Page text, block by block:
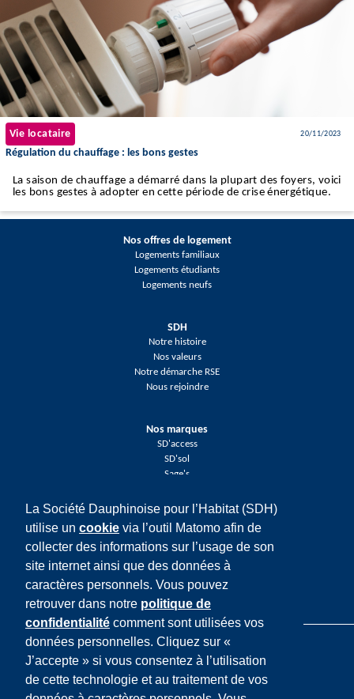
La Société Dauphinoise pour l’Habitat (SDH)
utilise un cookie via l’outil Matomo afin de
collecter des informations sur l’usage de son
site internet ainsi que des données à
caractères personnels. Vous pouvez
retrouver dans notre politique de
confidentialité comment sont utilisées vos
données personnelles. Cliquez sur «
J’accepte » si vous consentez à l’utilisation
de cette technologie et au traitement de vos
Vie locataire 20/11/2023
Régulation du chauffage : les bons gestes
La saison de chauffage a démarré dans la plupart des foyers, voici
les bons gestes à adopter en cette période de crise énergétique.
Nos offres de logement
Logements familiaux
Logements étudiants
Logements neufs
SDH
Notre histoire
Nos valeurs
Notre démarche RSE
Nous rejoindre
Nos marques
SD'access
SD'sol
Sage's
Réseaux sociaux
Facebook
Twitter
LinkedIn
Instagram